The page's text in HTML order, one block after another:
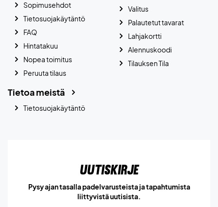
Sopimusehdot
Tietosuojakäytäntö
FAQ
Hintatakuu
Nopea toimitus
Peruuta tilaus
Valitus
Palautetut tavarat
Lahjakortti
Alennuskoodi
Tilauksen Tila
Tietoa meistä
Tietosuojakäytäntö
Uutiskirje
Pysy ajan tasalla padelvarusteista ja tapahtumista
liittyvistä uutisista.